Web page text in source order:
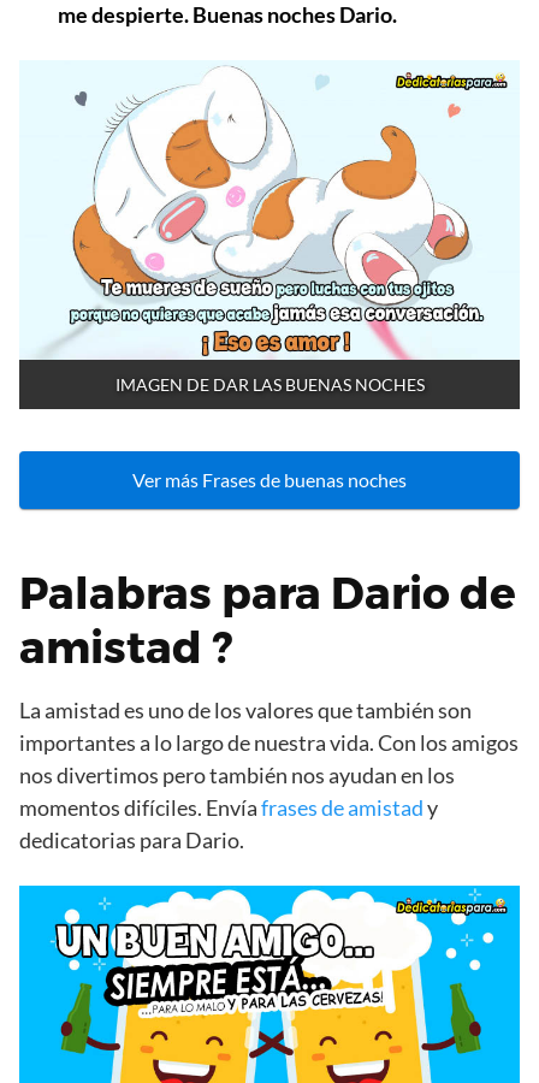
me despierte. Buenas noches Dario.
IMAGEN DE DAR LAS BUENAS NOCHES
Ver más Frases de buenas noches
Palabras para Dario de
amistad ?
La amistad es uno de los valores que también son
importantes a lo largo de nuestra vida. Con los amigos
nos divertimos pero también nos ayudan en los
momentos difíciles. Envíafrases de amistady
dedicatorias para Dario.